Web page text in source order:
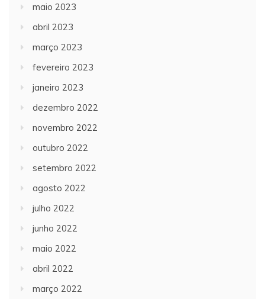
maio 2023
abril 2023
março 2023
fevereiro 2023
janeiro 2023
dezembro 2022
novembro 2022
outubro 2022
setembro 2022
agosto 2022
julho 2022
junho 2022
maio 2022
abril 2022
março 2022